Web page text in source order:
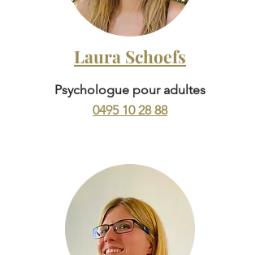
Laura Schoefs
Psychologue pour adultes
0495 10 28 88